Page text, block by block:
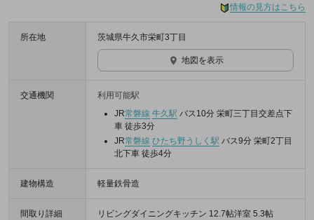
情報の見方はこちら
所在地 茨城県牛久市栄町3丁目
地図を表示
交通機関
利用可能駅
JR常磐線 牛久駅 バス10分 栄町三丁目交差点下
車 徒歩3分
JR常磐線 ひたち野うしく駅 バス9分 栄町2丁目
北下車 徒歩4分
建物構造 軽量鉄骨造
間取り詳細
リビングダイニングキッチン 12.7帖洋室 5.3帖